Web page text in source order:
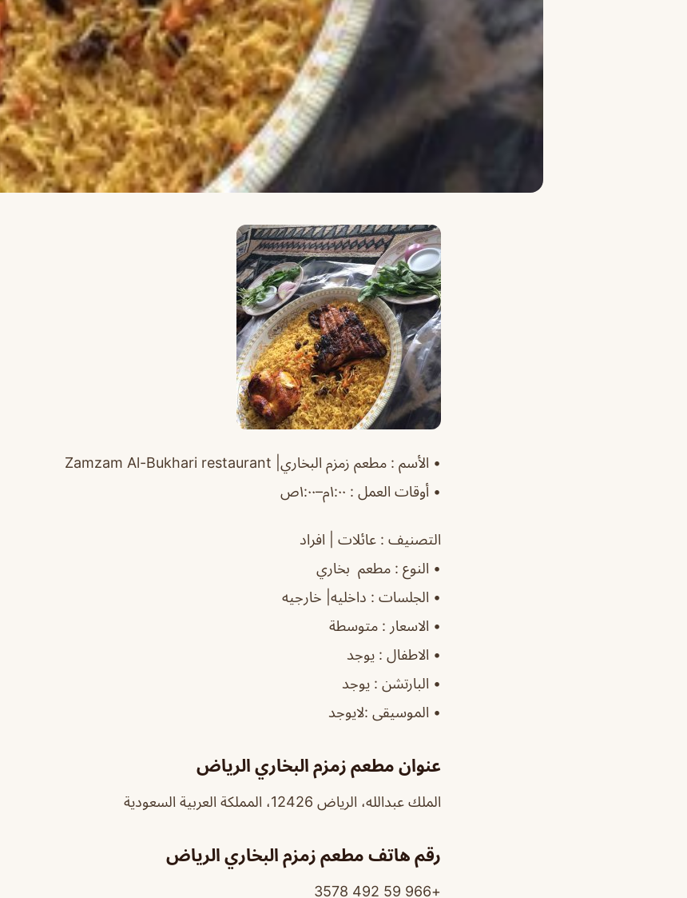
• الأسم : مطعم زمزم البخاري| Zamzam Al-Bukhari restaurant
‏• أوقات العمل : ١:٠٠م–١:٠٠ص
التصنيف : عائلات | افراد
‏• النوع : مطعم بخاري
‏• الجلسات : داخليه| خارجيه
‏• الاسعار : متوسطة
‏• الاطفال : يوجد
‏• البارتشن : يوجد
‏• الموسيقى :لايوجد
عنوان مطعم زمزم البخاري الرياض
الملك عبدالله، الرياض 12426، المملكة العربية السعودية
رقم هاتف مطعم زمزم البخاري الرياض
+966 59 492 3578